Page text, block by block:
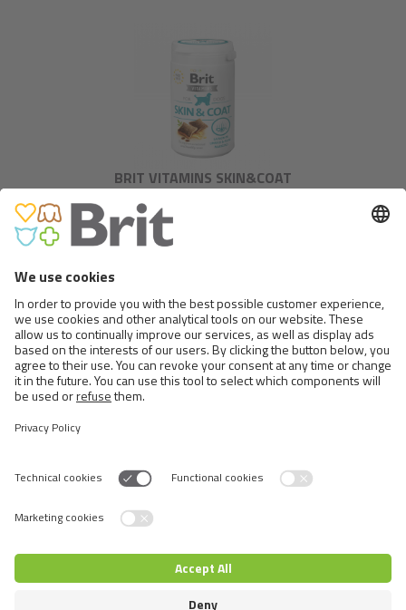
BRIT VITAMINS SKIN&COAT
BRIT VITAMINS PROBIOTIC
Switch language